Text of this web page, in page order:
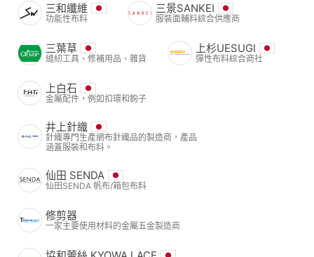
三和纖維
功能性布料
三景SANKEI
服裝面輔料綜合供應商
三葉草
縫紉工具、修補用品、雜貨
上杉UESUGI
彈性布料綜合商社
上白石
金屬配件，例如扣環和鉤子
井上針織
針織專門生產網布針織品的製造商，產品
涵蓋服裝和布料。
仙田 SENDA
仙田SENDA 帆布/箱包布料
修剪器
一家主要使用材料的金屬五金製造商